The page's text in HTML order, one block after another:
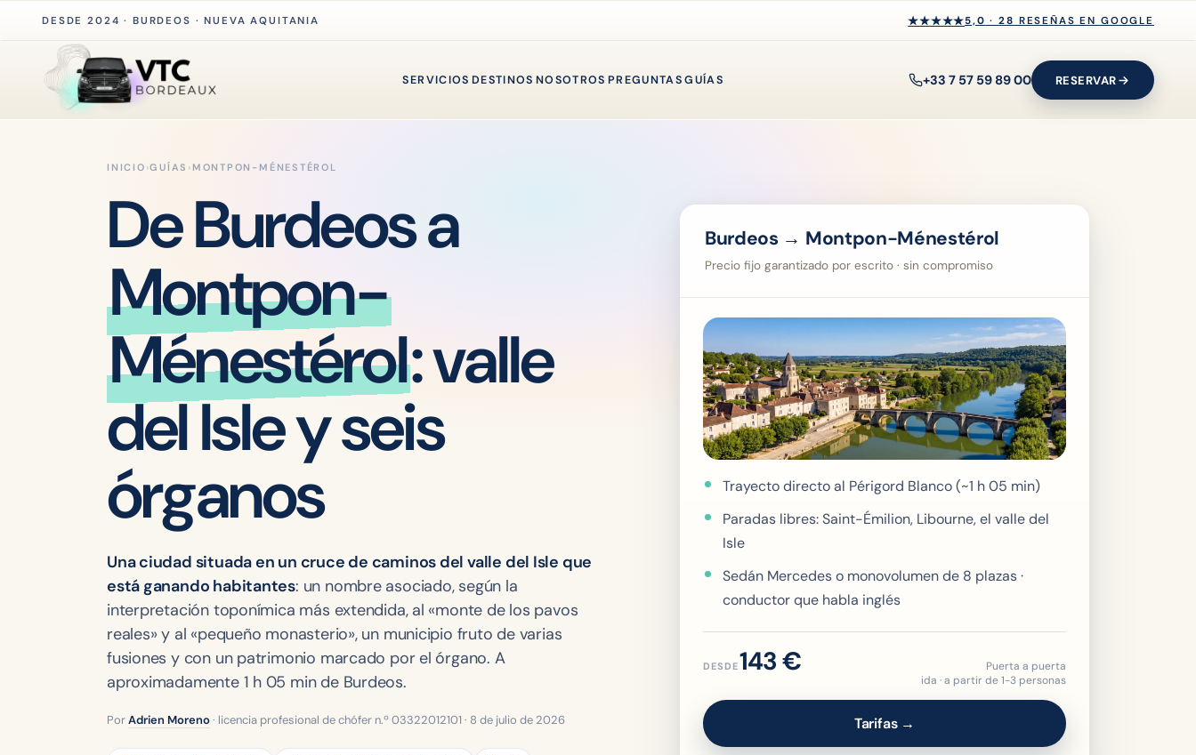
DESDE 2024 · BURDEOS · NUEVA AQUITANIA ★★★★★
★★★★★5,0 ·28 RESEÑAS EN GOOGLE
SERVICIOS DESTINOS NOSOTROS PREGUNTASGUÍAS +33 7 57 59 89 00 RESERVAR
INICIO ›GUÍAS › MONTPON-MÉNESTÉROL
De Burdeos a
Montpon-
Ménestérol: valle
del Isle y seis
órganos
Una ciudad situada en un cruce de caminos del valle del Isle que
está ganando habitantes: un nombre asociado, según la
interpretación toponímica más extendida, al «monte de los pavos
reales» y al «pequeño monasterio», un municipio fruto de varias
fusiones y con un patrimonio marcado por el órgano. A
aproximadamente 1 h 05 min de Burdeos.
PorAdrien Moreno· licencia profesional de chófer n.º 03322012101 · 8 de julio de 2026
Burdeos → Montpon-Ménestérol
Precio fijo garantizado por escrito · sin compromiso
Trayecto directo al Périgord Blanco (~1 h 05 min)
Paradas libres: Saint-Émilion, Libourne, el valle del
Isle
Sedán Mercedes o monovolumen de 8 plazas ·
conductor que habla inglés
DESDE143 €
Puerta a puerta
ida · a partir de 1-3 personas
Tarifas →